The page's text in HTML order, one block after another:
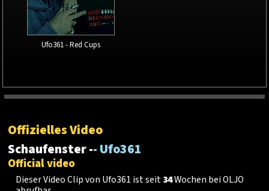
Ufo361 - Red Cups
Offizielles Video
Schaufenster -- Ufo361
Official video
Dieser Video Clip von Ufo361 ist seit34Wochen bei OLJO